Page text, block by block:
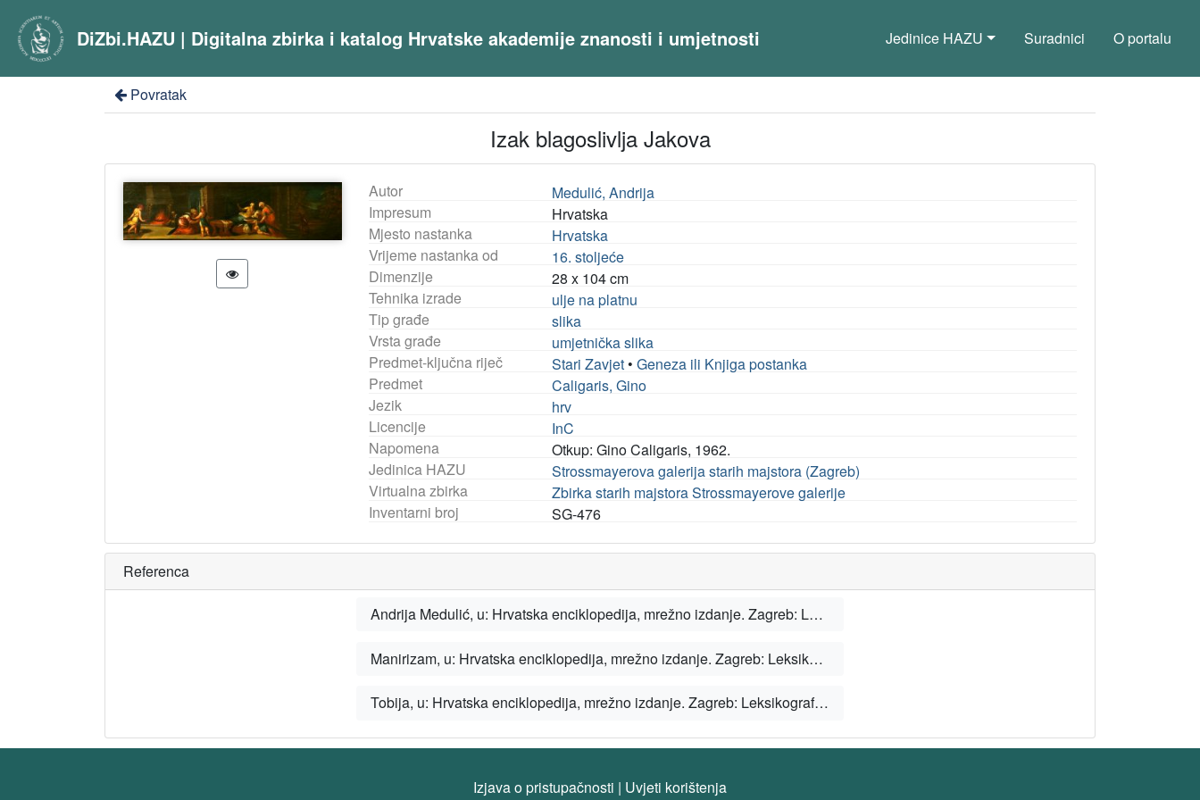
DiZbi.HAZU | Digitalna zbirka i katalog Hrvatske akademije znanosti i umjetnosti Jedinice HAZU Suradnici O portalu
Povratak
Izak blagoslivlja Jakova
Autor
Medulić, Andrija
Impresum
Hrvatska
Mjesto nastanka
Hrvatska
Vrijeme nastanka od
16. stoljeće
Dimenzije
28 x 104 cm
Tehnika izrade
ulje na platnu
Tip građe
slika
Vrsta građe
umjetnička slika
Predmet-ključna riječ
Stari Zavjet •Geneza ili Knjiga postanka
Predmet
Caligaris, Gino
Jezik
hrv
Licencije
InC
Napomena
Otkup: Gino Caligaris, 1962.
Jedinica HAZU
Strossmayerova galerija starih majstora (Zagreb)
Virtualna zbirka
Zbirka starih majstora Strossmayerove galerije
Inventarni broj
SG-476
Referenca
Andrija Medulić, u: Hrvatska enciklopedija, mrežno izdanje. Zagreb: Leksikografski zavod Miroslav Krleža, 2021.
Manirizam, u: Hrvatska enciklopedija, mrežno izdanje. Zagreb: Leksikografski zavod Miroslav Krleža, 2021.
Tobija, u: Hrvatska enciklopedija, mrežno izdanje. Zagreb: Leksikografski zavod Miroslav Krleža, 2021.
Izjava o pristupačnosti | Uvjeti korištenja